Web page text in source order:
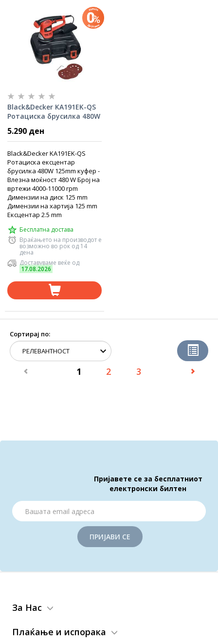
Black&Decker KA191EK-QS
Ротациска брусилка 480W
5.290 ден
Black&Decker KA191EK-QS
Ротациска ексцентар
брусилка 480W 125mm куфер -
Влезна моќност 480 W Број на
вртежи 4000-11000 rpm
Димензии на диск 125 mm
Димензии на хартија 125 mm
Ексцентар 2.5 mm
Бесплатна достава
Враќањето на производот е
возможно во рок од 14
дена
Доставуваме веќе од
17.08.2026
Сортирај по:
1 2 3
Пријавете се за бесплатниот
електронски билтен
ПРИЈАВИ СЕ
За Нас
Плаќање и испорака